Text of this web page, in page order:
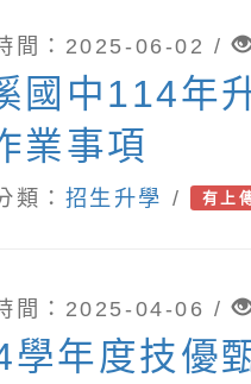
間：2025-06-02 /
國中114年
業事項
類： 招生升學 / 有上
間：2025-04-06 /
學年度技優